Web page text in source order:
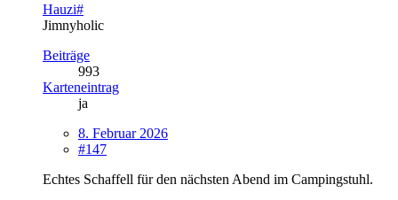
Hauzi#
Jimnyholic
Beiträge
993
Karteneintrag
ja
8. Februar 2026
#147
Echtes Schaffell für den nächsten Abend im Campingstuhl.